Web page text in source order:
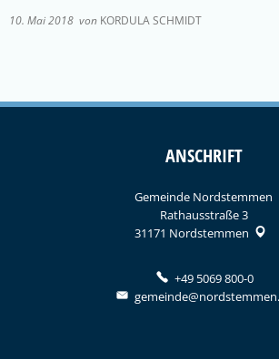
10. Mai 2018 von KORDULA SCHMIDT
ANSCHRIFT
Gemeinde Nordstemmen
Rathausstraße 3
31171 Nordstemmen
+49 5069 800-0